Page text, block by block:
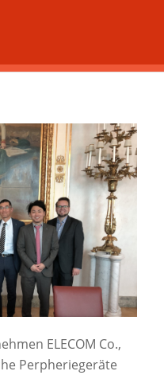
ELECOM Co.,
Perpheriegeräte